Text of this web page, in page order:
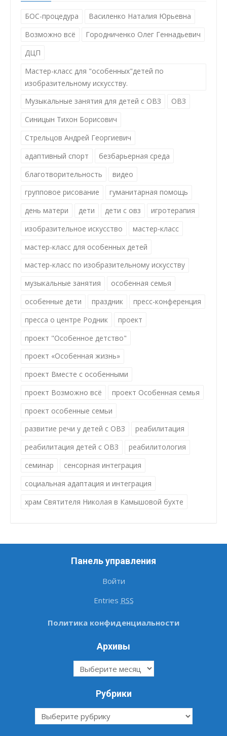
БОС-процедура
Василенко Наталия Юрьевна
Возможно всё
Городниченко Олег Геннадьевич
ДЦП
Мастер-класс для "особенных"детей по
изобразительному искусству.
Музыкальные занятия для детей с ОВЗ
ОВЗ
Синицын Тихон Борисович
Стрельцов Андрей Георгиевич
адаптивный спорт
безбарьерная среда
благотворительность
видео
групповое рисование
гуманитарная помощь
день матери
дети дети с овз
игротерапия
изобразительное искусство
мастер-класс
мастер-класс для особенных детей
мастер-класс по изобразительному искусству
музыкальные занятия
особенная семья
особенные дети
праздник
пресс-конференция
пресса о центре Родник
проект
проект "Особенное детство"
проект «Особенная жизнь»
проект Вместе с особенными
проект Возможно всё
проект Особенная семья
проект особенные семьи
развитие речи у детей с ОВЗ
реабилитация
реабилитация детей с ОВЗ
реабилитология
семинар
сенсорная интеграция
социальная адаптация и интеграция
храм Святителя Николая в Камышовой бухте
Панель управления
Войти
Entries RSS
Политика конфиденциальности
Архивы
Архивы
Рубрики
Рубрики